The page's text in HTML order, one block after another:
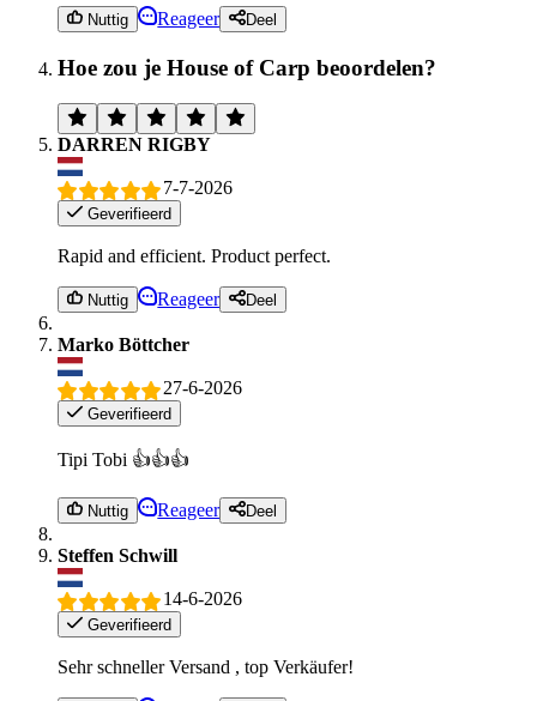
Nuttig Reageer Deel
Hoe zou je House of Carp beoordelen?
DARREN RIGBY
7-7-2026
Geverifieerd
Rapid and efficient. Product perfect.
Nuttig Reageer Deel
Marko Böttcher
27-6-2026
Geverifieerd
Tipi Tobi 👍👍👍
Nuttig Reageer Deel
Steffen Schwill
14-6-2026
Geverifieerd
Sehr schneller Versand , top Verkäufer!